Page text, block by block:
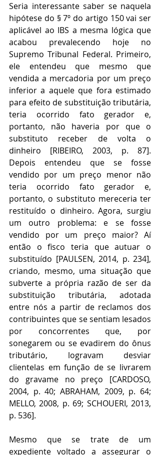
Seria interessante saber se naquela
hipótese do § 7º do artigo 150 vai ser
aplicável ao IBS a mesma lógica que
acabou prevalecendo hoje no
Supremo Tribunal Federal. Primeiro,
ele entendeu que mesmo que
vendida a mercadoria por um preço
inferior a aquele que fora estimado
para efeito de substituição tributária,
teria ocorrido fato gerador e,
portanto, não haveria por que o
substituto receber de volta o
dinheiro [RIBEIRO, 2003, p. 87].
Depois entendeu que se fosse
vendido por um preço menor não
teria ocorrido fato gerador e,
portanto, o substituto mereceria ter
restituído o dinheiro. Agora, surgiu
um outro problema: e se fosse
vendido por um preço maior? Aí
então o fisco teria que autuar o
substituído [PAULSEN, 2014, p. 234],
criando, mesmo, uma situação que
subverte a própria razão de ser da
substituição tributária, adotada
entre nós a partir de reclamos dos
contribuintes que se sentiam lesados
por concorrentes que, por
sonegarem ou se evadirem do ônus
tributário, logravam desviar
clientelas em função de se livrarem
do gravame no preço [CARDOSO,
2004, p. 40; ABRAHAM, 2009, p. 64;
MELLO, 2008, p. 69; SCHOUERI, 2013,
p. 536].
Mesmo que se trate de um
expediente voltado a assegurar o